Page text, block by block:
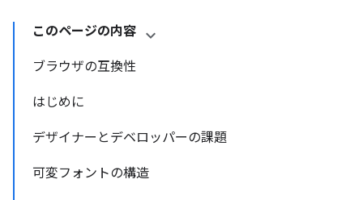
このページの内容
ブラウザの互換性
はじめに
デザイナーとデベロッパーの課題
可変フォントの構造